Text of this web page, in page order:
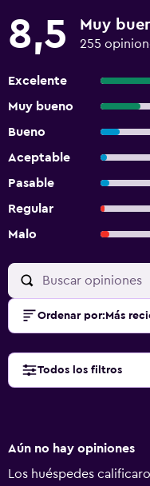
8,5 Muy
255
Excelente
Muy bueno
Bueno
Aceptable
Pasable
Regular
Malo
Ordenar por: Más
Todos los filtros
Aún no hay opiniones
Los huéspedes